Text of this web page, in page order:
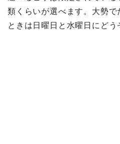
類くらいが選べます。大勢
ときは日曜日と水曜日にどう